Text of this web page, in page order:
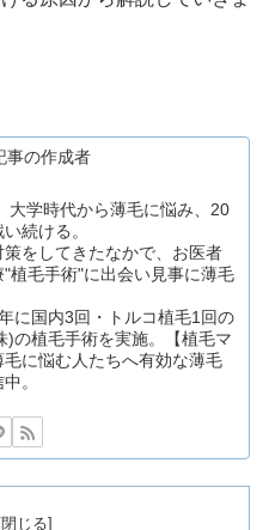
事の作成者
大学時代から薄毛に悩み、20
続ける。
策をしてきたなかで、お医者
"植毛手術"に出会い見事に薄毛
に国内3回・トルコ植毛1回の
)の植毛手術を実施。【植毛マ
毛に悩む人たちへ有効な薄毛
。